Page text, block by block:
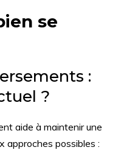
se
:
?
aide à maintenir une
approches possibles :